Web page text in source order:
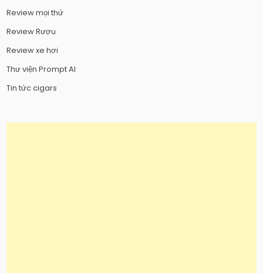
Review mọi thứ
Review Rượu
Review xe hơi
Thư viện Prompt AI
Tin tức cigars